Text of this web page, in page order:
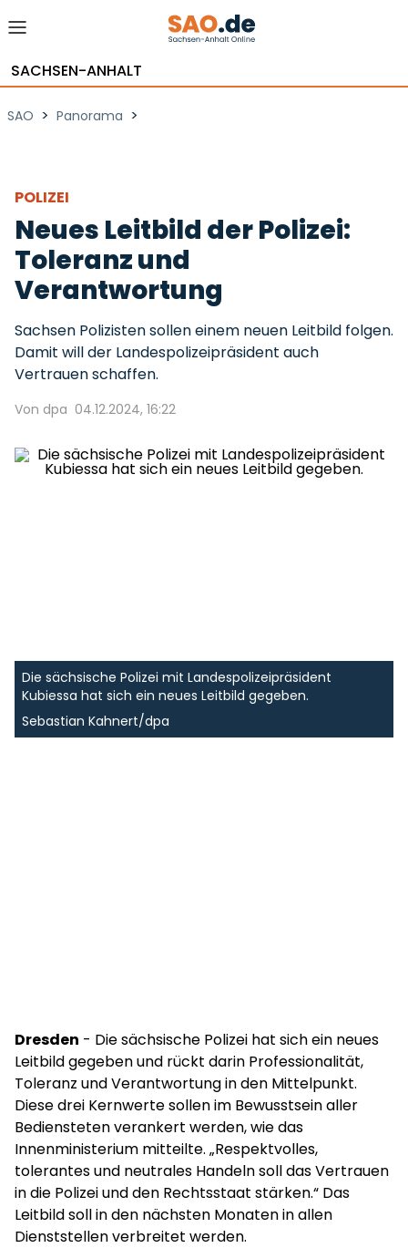
SACHSEN-ANHALT
SAO > Panorama >
POLIZEI
Neues Leitbild der Polizei:
Toleranz und
Verantwortung
Sachsen Polizisten sollen einem neuen Leitbild folgen.
Damit will der Landespolizeipräsident auch
Vertrauen schaffen.
Von dpa 04.12.2024, 16:22
Die sächsische Polizei mit Landespolizeipräsident
Kubiessa hat sich ein neues Leitbild gegeben.
Sebastian Kahnert/dpa
Dresden - Die sächsische Polizei hat sich ein neues
Leitbild gegeben und rückt darin Professionalität,
Toleranz und Verantwortung in den Mittelpunkt.
Diese drei Kernwerte sollen im Bewusstsein aller
Bediensteten verankert werden, wie das
Innenministerium mitteilte. „Respektvolles,
tolerantes und neutrales Handeln soll das Vertrauen
in die Polizei und den Rechtsstaat stärken.“ Das
Leitbild soll in den nächsten Monaten in allen
Dienststellen verbreitet werden.